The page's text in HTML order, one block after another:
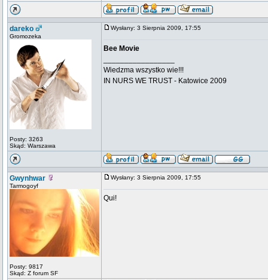
dareko
Gromozeka
Posty: 3263
Skąd: Warszawa
Wysłany: 3 Sierpnia 2009, 17:55
Bee Movie
Wiedzma wszystko wie!!!
IN NURS WE TRUST - Katowice 2009
Gwynhwar
Tarmogoyf
Posty: 9817
Skąd: Z forum SF
Wysłany: 3 Sierpnia 2009, 17:55
Qui!